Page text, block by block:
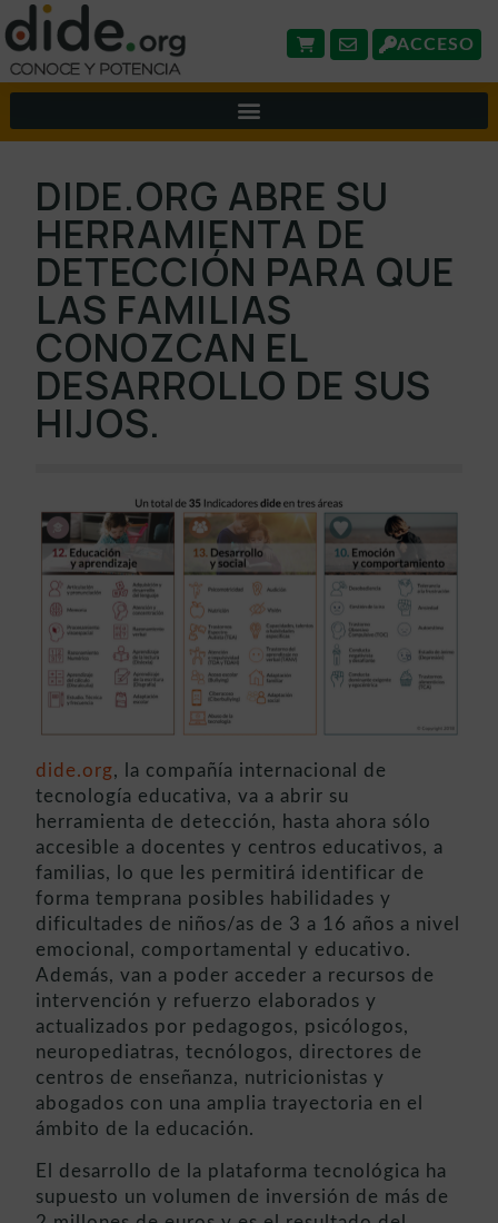
ACCESO
DIDE.ORG ABRE SU
HERRAMIENTA DE
DETECCIÓN PARA QUE
LAS FAMILIAS
CONOZCAN EL
DESARROLLO DE SUS
HIJOS.
dide.org, la compañía internacional de
tecnología educativa, va a abrir su
herramienta de detección, hasta ahora sólo
accesible a docentes y centros educativos, a
familias, lo que les permitirá identificar de
forma temprana posibles habilidades y
dificultades de niños/as de 3 a 16 años a nivel
emocional, comportamental y educativo.
Además, van a poder acceder a recursos de
intervención y refuerzo elaborados y
actualizados por pedagogos, psicólogos,
neuropediatras, tecnólogos, directores de
centros de enseñanza, nutricionistas y
abogados con una amplia trayectoria en el
ámbito de la educación.
El desarrollo de la plataforma tecnológica ha
supuesto un volumen de inversión de más de